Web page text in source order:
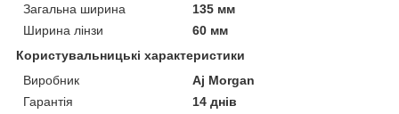
Загальна ширина
135 мм
Ширина лінзи
60 мм
Користувальницькі характеристики
Виробник
Aj Morgan
Гарантія
14 днів